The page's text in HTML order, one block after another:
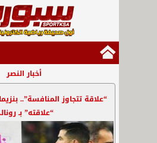
أخبار النصر
“علاقة تتجاوز المنافسة”..
“علاقته” بـ